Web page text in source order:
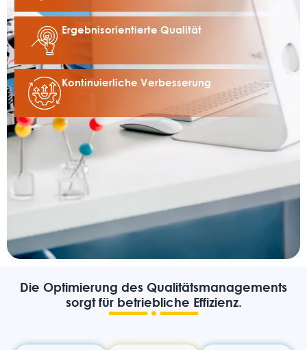
Ergebnisorientierte Qualität
Kontinuierliche Verbesserung
Die Optimierung des Qualitätsmanagements
sorgt für betriebliche Effizienz.